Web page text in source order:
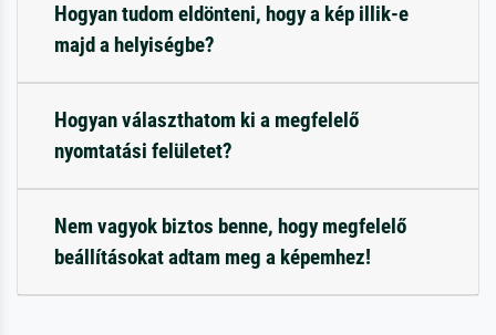
Hogyan tudom eldönteni, hogy a kép illik-e
majd a helyiségbe?
Hogyan választhatom ki a megfelelő
nyomtatási felületet?
Nem vagyok biztos benne, hogy megfelelő
beállításokat adtam meg a képemhez!